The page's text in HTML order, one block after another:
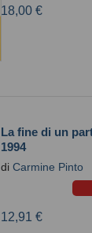
18,00 €
La fine di un
1994
di Carmine Pinto
12,91 €